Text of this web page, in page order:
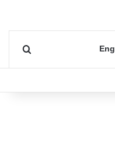
Eng بحث